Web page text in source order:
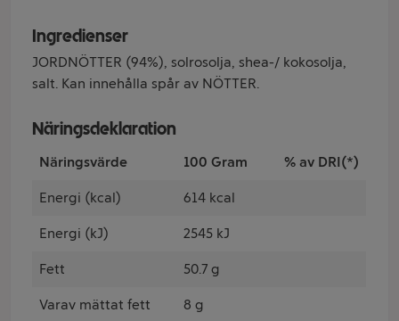
Ingredienser
JORDNÖTTER (94%), solrosolja, shea-/ kokosolja,
salt. Kan innehålla spår av NÖTTER.
Näringsdeklaration
Näringsvärde 100 Gram % av DRI(*)
Energi (kcal) 614 kcal
Energi (kJ) 2545 kJ
Fett 50.7 g
Varav mättat fett 8 g